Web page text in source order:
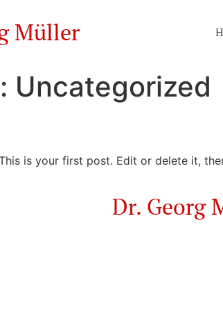
Müller
Uncategorized
is your first post. Edit or delete it,
Dr. Georg